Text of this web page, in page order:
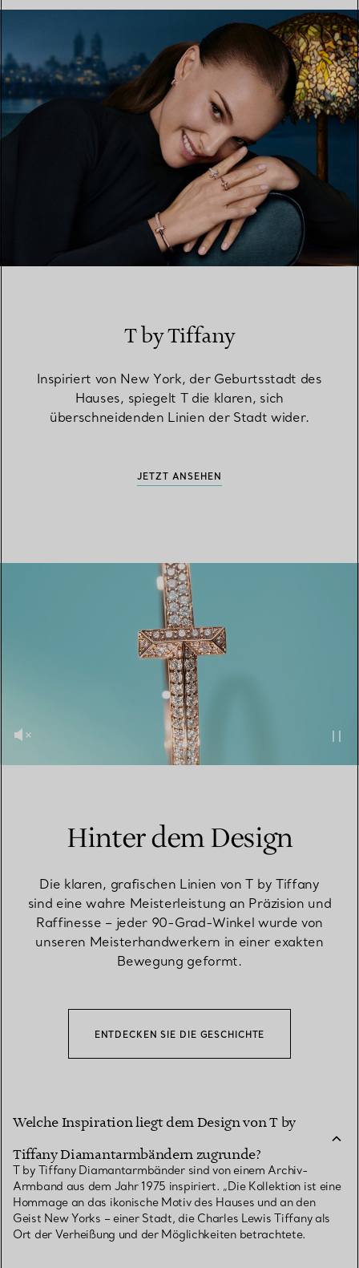
T by Tiffany
Inspiriert von New York, der Geburtsstadt des
Hauses, spiegelt T die klaren, sich
überschneidenden Linien der Stadt wider.
JETZT ANSEHEN
Hinter dem Design
Die klaren, grafischen Linien von T by Tiffany
sind eine wahre Meisterleistung an Präzision und
Raffinesse – jeder 90-Grad-Winkel wurde von
unseren Meisterhandwerkern in einer exakten
Bewegung geformt.
ENTDECKEN SIE DIE GESCHICHTE
Welche Inspiration liegt dem Design von T by
Tiffany Diamantarmbändern zugrunde?
T by Tiffany Diamantarmbänder sind von einem Archiv-
Armband aus dem Jahr 1975 inspiriert. „Die Kollektion ist eine
Hommage an das ikonische Motiv des Hauses und an den
Geist New Yorks – einer Stadt, die Charles Lewis Tiffany als
Ort der Verheißung und der Möglichkeiten betrachtete.